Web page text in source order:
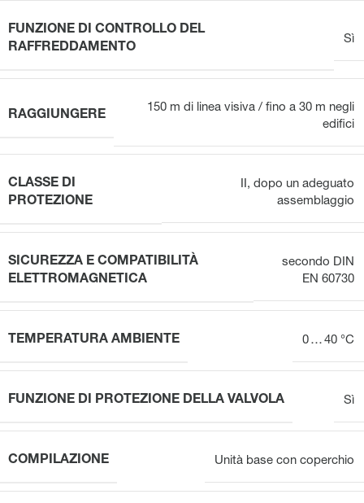
FUNZIONE DI CONTROLLO DEL
RAFFREDDAMENTO
Sì
RAGGIUNGERE
150 m di linea visiva / fino a 30 m negli
edifici
CLASSE DI
PROTEZIONE
II, dopo un adeguato
assemblaggio
SICUREZZA E COMPATIBILITÀ
ELETTROMAGNETICA
secondo DIN
EN 60730
TEMPERATURA AMBIENTE 0 … 40 °C
FUNZIONE DI PROTEZIONE DELLA VALVOLA Sì
COMPILAZIONE Unità base con coperchio